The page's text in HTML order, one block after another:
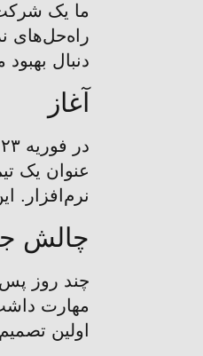
راه‌حل‌های
دنبال
آغاز
عنوان یک
نرم‌افزار.
چالش
چند روز پس
مهارت
اولین